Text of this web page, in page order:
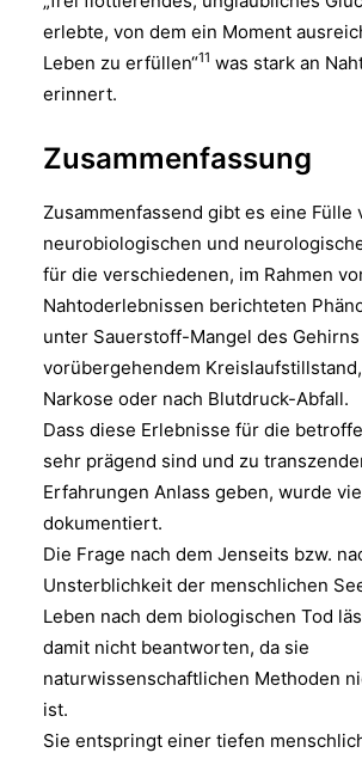
erlebte, von dem ein Moment
Leben zu erfüllen“11 was stark an
erinnert.
Zusammenfassung
Zusammenfassend gibt es eine Fülle
neurobiologischen und
für die verschiedenen, im Rahmen
Nahtoderlebnissen berichteten
unter Sauerstoff-Mangel des
vorübergehendem
Narkose oder nach Blutdruck-Abfall.
Dass diese Erlebnisse für die
sehr prägend sind und zu
Erfahrungen Anlass geben, wurde
dokumentiert.
Die Frage nach dem Jenseits bzw.
Unsterblichkeit der menschlichen
Leben nach dem biologischen Tod
damit nicht beantworten, da sie
naturwissenschaftlichen Methoden
ist.
Sie entspringt einer tiefen